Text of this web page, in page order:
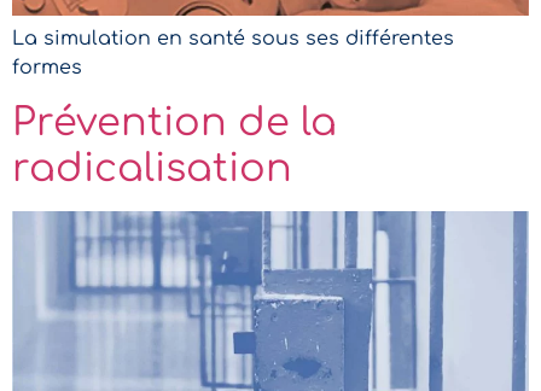
La simulation en santé sous ses différentes
formes
Prévention de la
radicalisation